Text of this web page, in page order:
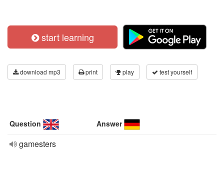
start learning
download mp3 print play test yourself
Question Answer
gamesters